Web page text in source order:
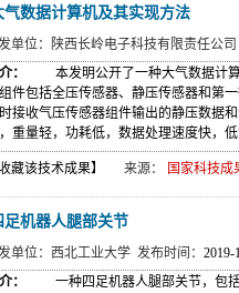
气数据计算机及其实现方法
单位：陕西长岭电子科技有限责任公司
：
本发明公开了一种大气数据计算
件包括全压传感器、静压传感器和第
接收气压传感器组件输出的静压数据
重量轻，功耗低，数据处理速度快，
收藏该技术成果】 来源： 国家科技成
足机器人腿部关节
单位：西北工业大学 发布时间： 2019-
：
一种四足机器人腿部关节，包括